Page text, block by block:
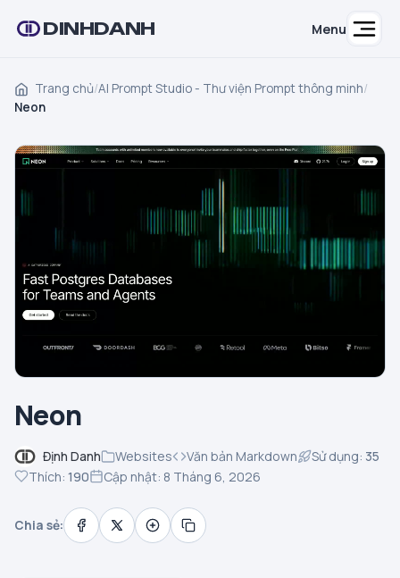
DINHDANH Menu
Trang chủ/AI Prompt Studio - Thư viện Prompt thông minh/
Neon
Neon
Định Danh Websites Văn bản Markdown Sử dụng: 35
Thích: 190 Cập nhật: 8 Tháng 6, 2026
Chia sẻ: